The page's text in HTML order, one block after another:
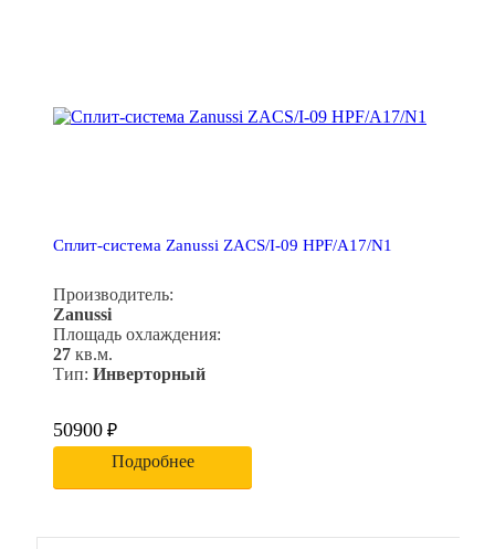
Сплит-система Zanussi ZACS/I-09 HPF/A17/N1
Производитель:
Zanussi
Площадь охлаждения:
27 кв.м.
Тип: Инверторный
50900 ₽
Подробнее